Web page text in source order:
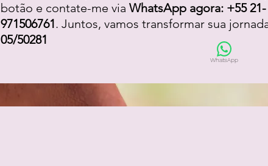
botão e contate-me via WhatsApp agora: +55 21-
971506761. Juntos, vamos transformar sua
05/50281
WhatsApp